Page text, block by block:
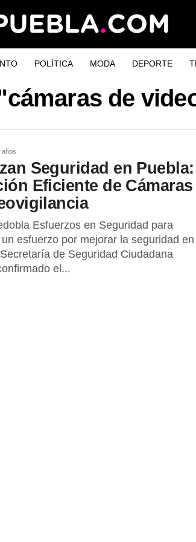
POLÍTICA MODA DEPORTE
de
años
Seguridad en Puebla:
Eficiente de Cámaras
Esfuerzos en Seguridad para
esfuerzo por mejorar la seguridad en
de Seguridad Ciudadana
el...